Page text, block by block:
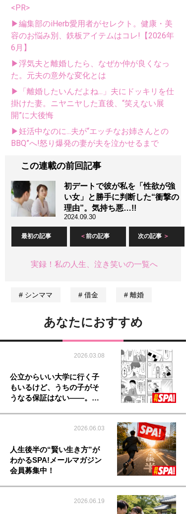
<PR>
▶編集部のiHerb愛用者がセレクト。健康・美
容のお悩み別、鉄板アイテムはコレ!【2026年
6月】
▶浮気夫と離婚したら、なぜか仲が良くなっ
た。元夫の意外な変化とは
▶「離婚したいんだよね...」夫にドッキリを仕
掛けた妻。ニヤニヤした直後、“笑えない展
開”に大後悔
▶妊活中なのに...夫が“エッチなお姉さんとの
BBQ”へ!怒り爆発の妻が夫を泣かせるまで
この連載の前回記事
初デートで彼が私を「性欲が強
い女」と勝手に判断した“衝撃の
理由”。気持ち悪…!!
2024.09.30
最初の記事 前の記事 次の記事
実録！私の人生、泣き笑いの一覧へ
シンママ 借金 離婚
あなたにおすすめ
2026.03.08
公立からいい大学に行く子
もいるけど、うちの子がそ
うなる保証はない――。…
2026.06.03
人生後半の“賢い生き方”が
わかるSPA!メールマガジン
会員募集中！
2026.06.19